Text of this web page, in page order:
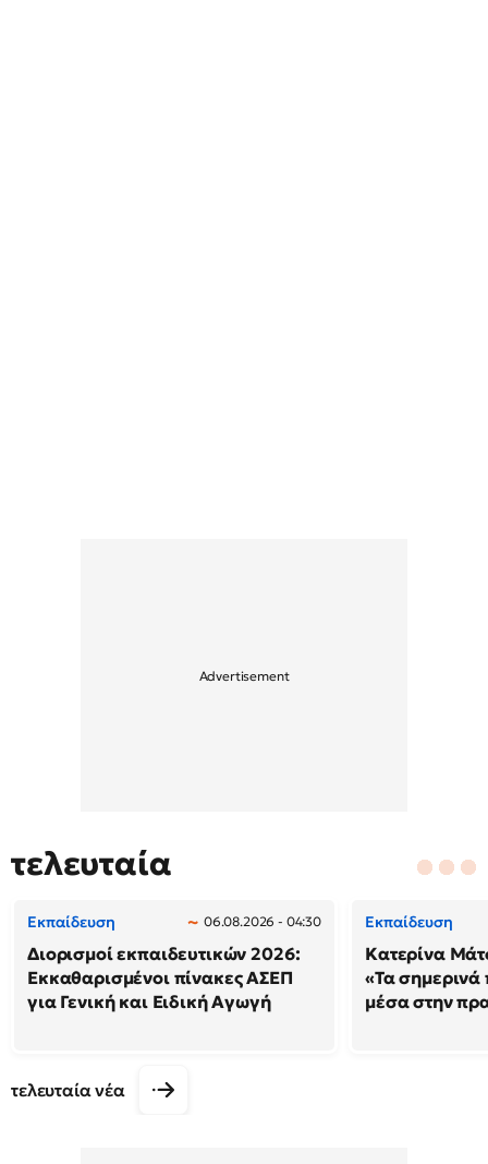
τελευταία
Εκπαίδευση 06.08.2026 - 04:30
Διορισμοί εκπαιδευτικών 2026:
Εκκαθαρισμένοι πίνακες ΑΣΕΠ
για Γενική και Ειδική Αγωγή
Εκπαίδευση
Κατερίνα
«Τα σημερινά
μέσα στην
τελευταία νέα